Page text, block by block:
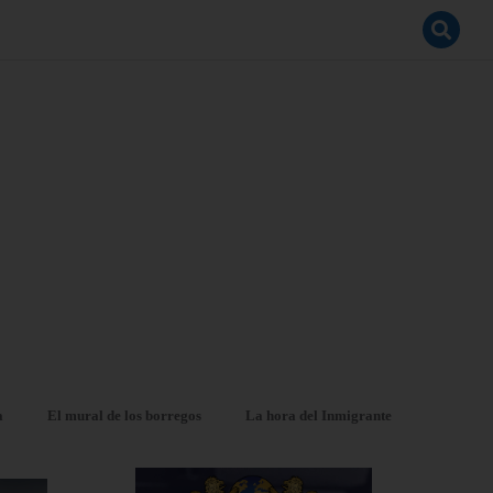
El mural de los borregos La hora del Inmigrante